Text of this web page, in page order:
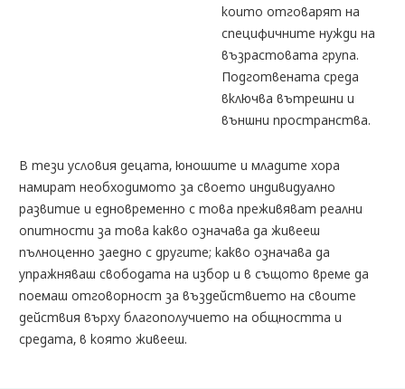
които отговарят на
специфичните нужди на
възрастовата група.
Подготвената среда
включва вътрешни и
външни пространства.
В тези условия децата, юношите и младите хора
намират необходимото за своето индивидуално
развитие и едновременно с това преживяват реални
опитности за това какво означава да живееш
пълноценно заедно с другите; какво означава да
упражняваш свободата на избор и в същото време да
поемаш отговорност за въздействието на своите
действия върху благополучието на общността и
средата, в която живееш.